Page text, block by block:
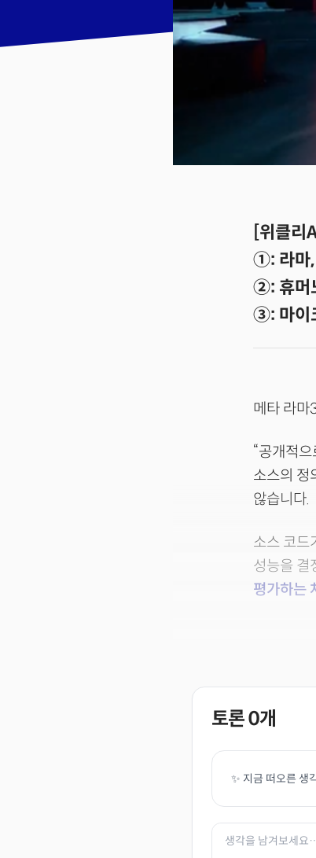
[위클리
①: 라마,
②: 휴머
③: 마이
메타 라마
“공개적
소스의 정
않습니다.
소스 코드
성능을 결
평가하는
토론0개
✨ 지금 떠오른 생